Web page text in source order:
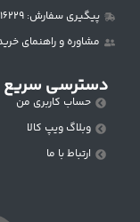
پیگیری سفارش: 09120216229
مشاوره و راهنمای خرید:
دسترسی سریع
حساب کاربری من
وبلاگ ویپ کالا
ارتباط با ما